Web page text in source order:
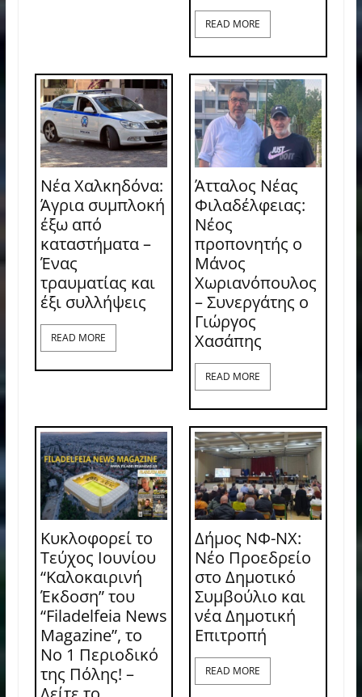
READ MORE
Νέα Χαλκηδόνα:
Άγρια συμπλοκή
έξω από
καταστήματα –
Ένας
τραυματίας και
έξι συλλήψεις
READ MORE
Άτταλος Νέας
Φιλαδέλφειας:
Νέος
προπονητής ο
Μάνος
Χωριανόπουλος
– Συνεργάτης ο
Γιώργος
Χασάπης
READ MORE
Κυκλοφορεί το
Τεύχος Ιουνίου
“Καλοκαιρινή
Έκδοση” του
“Filadelfeia News
Magazine”, το
Νο 1 Περιοδικό
της Πόλης! –
Δήμος ΝΦ-ΝΧ:
Νέο Προεδρείο
στο Δημοτικό
Συμβούλιο και
νέα Δημοτική
Επιτροπή
READ MORE